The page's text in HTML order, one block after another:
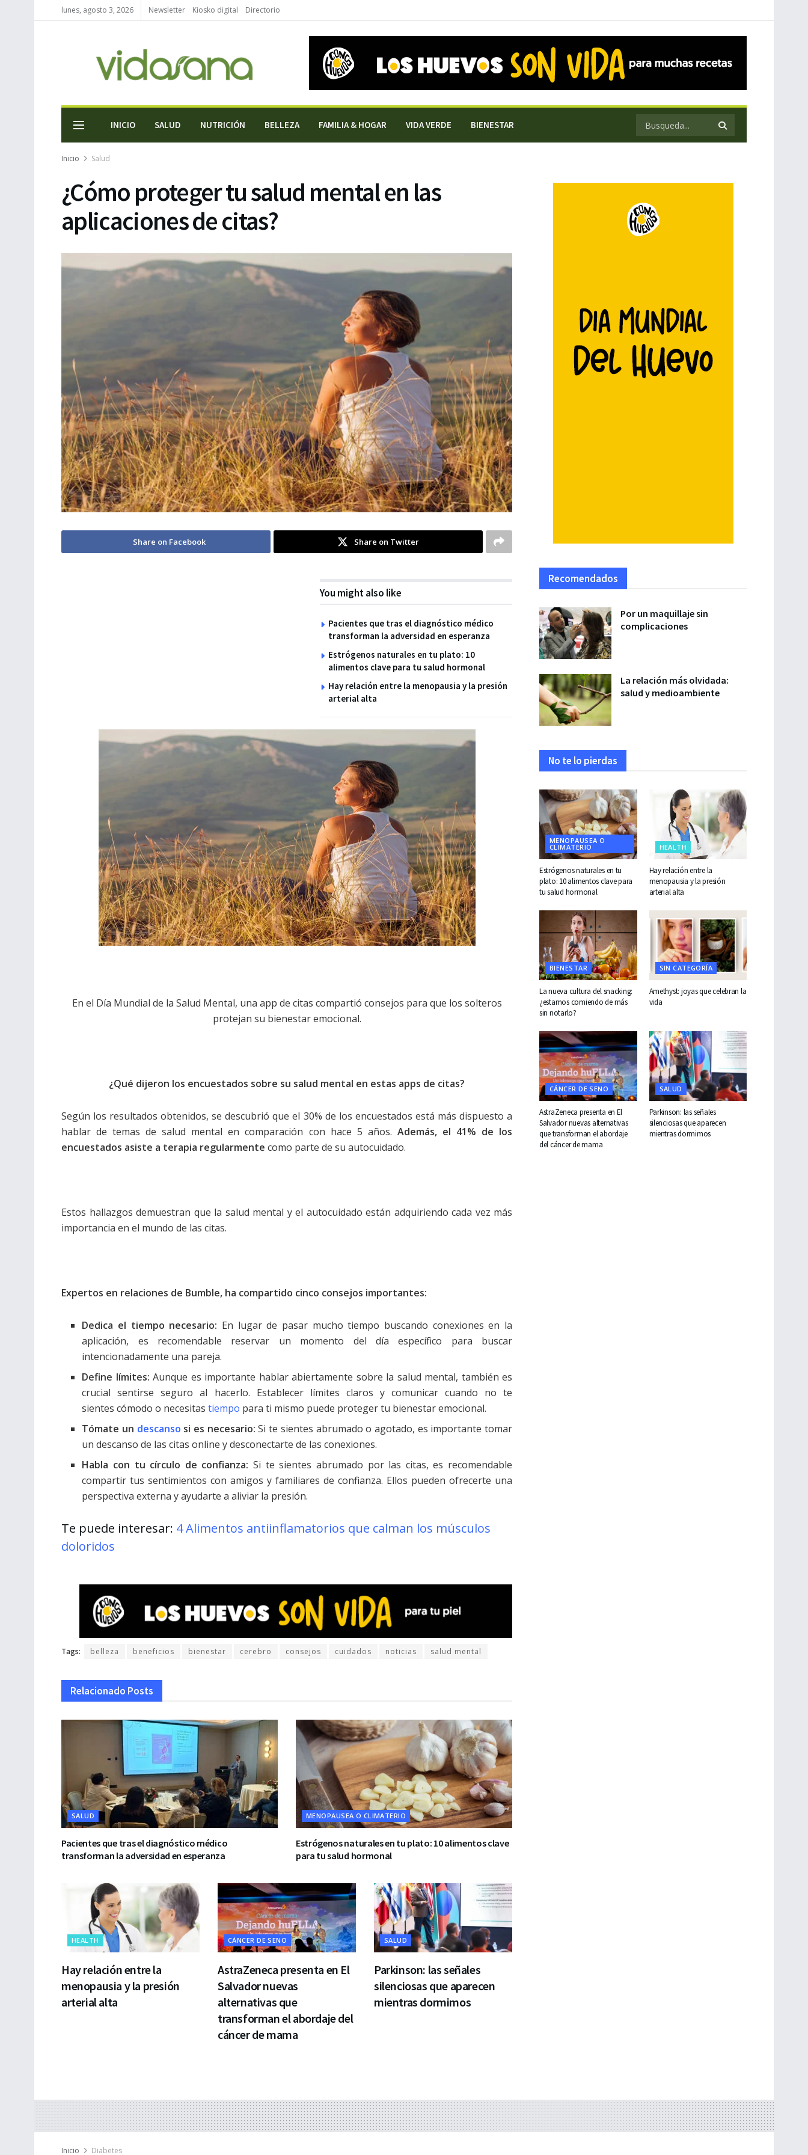
lunes, agosto 3, 2026 Newsletter Kiosko digital Directorio
INICIO SALUD NUTRICIÓN BELLEZA FAMILIA & HOGAR VIDA VERDE BIENESTAR
Inicio Salud
¿Cómo proteger tu salud mental en las
aplicaciones de citas?
Share on Facebook Share on Twitter
You might also like
Pacientes que tras el diagnóstico médico
transforman la adversidad en esperanza
Estrógenos naturales en tu plato: 10
alimentos clave para tu salud hormonal
Hay relación entre la menopausia y la presión
arterial alta
En el Día Mundial de la Salud Mental, una app de citas compartió consejos para que los solteros
protejan su bienestar emocional.
¿Qué dijeron los encuestados sobre su salud mental en estas apps de citas?
Según los resultados obtenidos, se descubrió que el 30% de los encuestados está más dispuesto a
hablar de temas de salud mental en comparación con hace 5 años. Además, el 41% de los
encuestados asiste a terapia regularmente como parte de su autocuidado.
Estos hallazgos demuestran que la salud mental y el autocuidado están adquiriendo cada vez más
importancia en el mundo de las citas.
Expertos en relaciones de Bumble, ha compartido cinco consejos importantes:
Dedica el tiempo necesario: En lugar de pasar mucho tiempo buscando conexiones en la
aplicación, es recomendable reservar un momento del día específico para buscar
intencionadamente una pareja.
Define límites: Aunque es importante hablar abiertamente sobre la salud mental, también es
crucial sentirse seguro al hacerlo. Establecer límites claros y comunicar cuando no te
sientes cómodo o necesitastiempo para ti mismo puede proteger tu bienestar emocional.
Tómate un descanso si es necesario: Si te sientes abrumado o agotado, es importante tomar
un descanso de las citas online y desconectarte de las conexiones.
Habla con tu círculo de confianza: Si te sientes abrumado por las citas, es recomendable
compartir tus sentimientos con amigos y familiares de confianza. Ellos pueden ofrecerte una
perspectiva externa y ayudarte a aliviar la presión.
Te puede interesar: 4 Alimentos antiinflamatorios que calman los músculos
doloridos
Tags: belleza beneficios bienestar cerebro consejos cuidados noticias salud mental
Relacionado Posts
SALUD
Pacientes que tras el diagnóstico médico
transforman la adversidad en esperanza
MENOPAUSEA O CLIMATERIO
Estrógenos naturales en tu plato: 10 alimentos clave
para tu salud hormonal
HEALTH
Hay relación entre la
menopausia y la presión
arterial alta
CÁNCER DE SENO
AstraZeneca presenta en El
Salvador nuevas
alternativas que
transforman el abordaje del
cáncer de mama
SALUD
Parkinson: las señales
silenciosas que aparecen
mientras dormimos
Recomendados
Por un maquillaje sin
complicaciones
La relación más olvidada:
salud y medioambiente
No te lo pierdas
MENOPAUSEA O
CLIMATERIO
Estrógenos naturales en tu
plato: 10 alimentos clave para
tu salud hormonal
HEALTH
Hay relación entre la
menopausia y la presión
arterial alta
BIENESTAR
La nueva cultura del snacking:
¿estamos comiendo de más
sin notarlo?
SIN CATEGORÍA
Amethyst: joyas que celebran la
vida
CÁNCER DE SENO
AstraZeneca presenta en El
Salvador nuevas alternativas
que transforman el abordaje
del cáncer de mama
SALUD
Parkinson: las señales
silenciosas que aparecen
mientras dormimos
Inicio Diabetes